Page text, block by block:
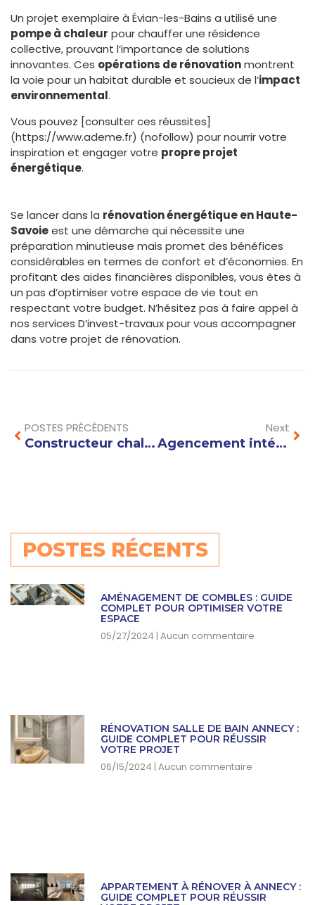
Un projet exemplaire à Évian-les-Bains a utilisé une
pompe à chaleur pour chauffer une résidence
collective, prouvant l’importance de solutions
innovantes. Ces opérations de rénovationmontrent
la voie pour un habitat durable et soucieux de l’impact
environnemental.
Vous pouvez [consulter ces réussites]
(https://www.ademe.fr) (nofollow) pour nourrir votre
inspiration et engager votre propre projet
énergétique.
Se lancer dans la rénovation énergétique en Haute-
Savoieest une démarche qui nécessite une
préparation minutieuse mais promet des bénéfices
considérables en termes de confort et d’économies. En
profitant des aides financières disponibles, vous êtes à
un pas d’optimiser votre espace de vie tout en
respectant votre budget. N’hésitez pas à faire appel à
nos services D’invest-travaux pour vous accompagner
dans votre projet de rénovation.
POSTES PRÉCÉDENTS
Constructeur chalet Haute Savoie : quelles étapes pour un projet sur mesure en montagne ?
Next
Agencement intérieur Annecy : idées et conseils pour optimiser votre espace efficacement
POSTES RÉCENTS
AMÉNAGEMENT DE COMBLES : GUIDE
COMPLET POUR OPTIMISER VOTRE
ESPACE
05/27/2024 Aucun commentaire
RÉNOVATION SALLE DE BAIN ANNECY :
GUIDE COMPLET POUR RÉUSSIR
VOTRE PROJET
06/15/2024 Aucun commentaire
APPARTEMENT À RÉNOVER À ANNECY :
GUIDE COMPLET POUR RÉUSSIR